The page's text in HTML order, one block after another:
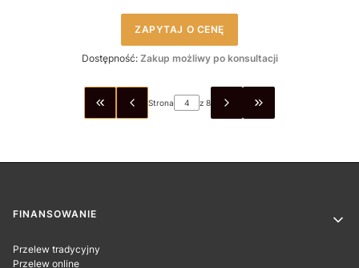
ZAPYTAJ O CENĘ
Dostępność: Zakup możliwy po konsultacji
WRÓĆ DO PIERWSZEJ STRONY Z PRODUKTAMI
Strona z 8 PRZEJDŹ DO
Linki w stopce
FINANSOWANIE
Przelew tradycyjny
Przelew online